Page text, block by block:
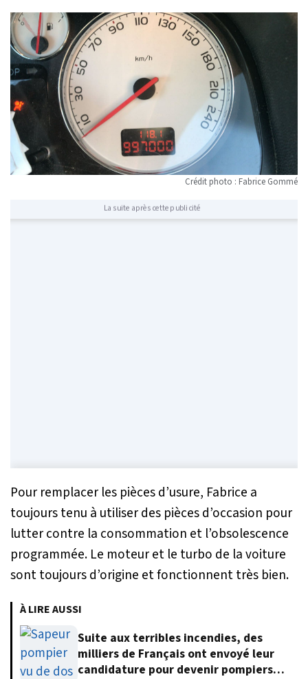
Crédit photo : Fabrice Gommé
La suite après cette publicité
Pour remplacer les pièces d’usure, Fabrice a
toujours tenu à utiliser des pièces d’occasion pour
lutter contre la consommation et l’obsolescence
programmée. Le moteur et le turbo de la voiture
sont toujours d’origine et fonctionnent très bien.
À LIRE AUSSI
Suite aux terribles incendies, des
milliers de Français ont envoyé leur
candidature pour devenir pompiers